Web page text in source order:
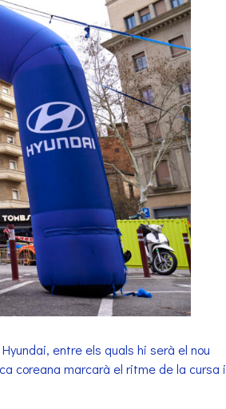
entre els quals hi serà el nou
coreana marcarà el ritme de la cursa i